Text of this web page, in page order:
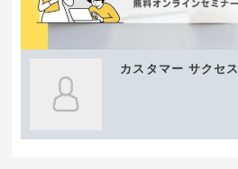
カスタマー サクセス